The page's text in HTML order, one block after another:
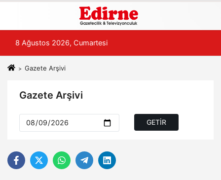
8 Ağustos 2026, Cumartesi
Gazete Arşivi
Gazete Arşivi